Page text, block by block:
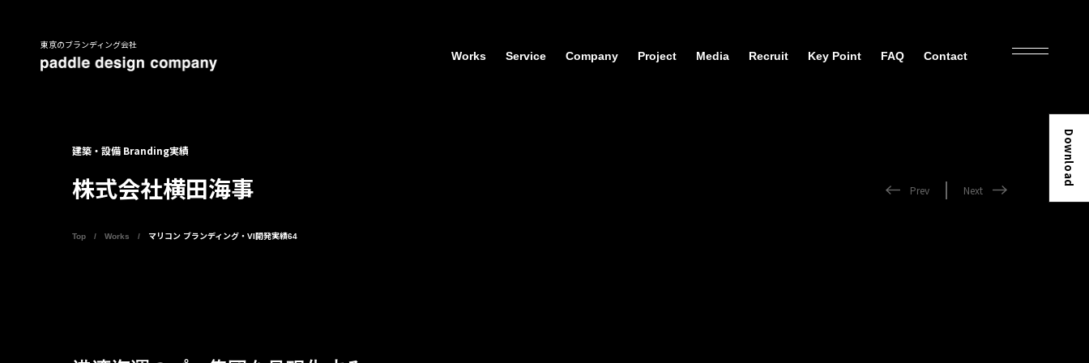
東京のブランディング会社
Works Service Company Project Media Recruit Key Point FAQ Contact
Download
建築・設備 Branding実績
株式会社横田海事 Prev Next
Top Works マリコン ブランディング・VI開発実績64